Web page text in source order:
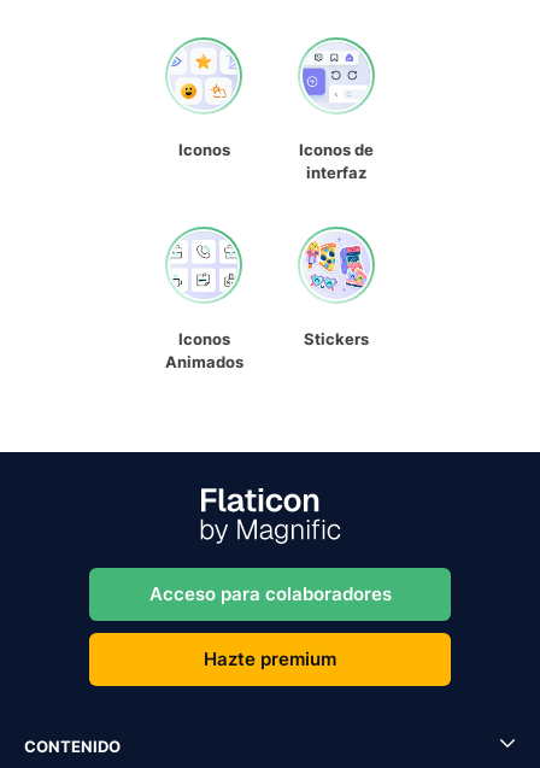
Iconos
Iconos de
interfaz
Iconos
Animados
Stickers
Acceso para colaboradores
Hazte premium
CONTENIDO